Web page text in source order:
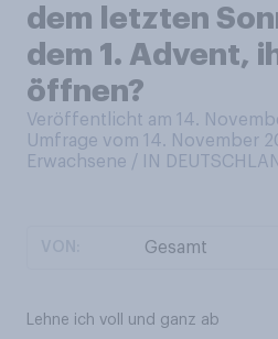
dem letzten
dem 1. Advent,
öffnen?
Veröffentlicht am 14.
Umfrage vom 14. November
Erwachsene / IN
Lehne ich voll und ganz ab